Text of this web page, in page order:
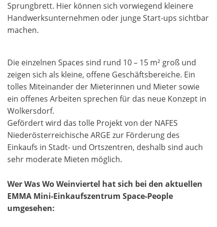
Sprungbrett. Hier können sich vorwiegend kleinere
Handwerksunternehmen oder junge Start-ups sichtbar
machen.
Die einzelnen Spaces sind rund 10 – 15 m² groß und
zeigen sich als kleine, offene Geschäftsbereiche. Ein
tolles Miteinander der Mieterinnen und Mieter sowie
ein offenes Arbeiten sprechen für das neue Konzept in
Wolkersdorf.
Gefördert wird das tolle Projekt von der NAFES
Niederösterreichische ARGE zur Förderung des
Einkaufs in Stadt- und Ortszentren, deshalb sind auch
sehr moderate Mieten möglich.
Wer Was Wo Weinviertel hat sich bei den aktuellen
EMMA Mini-Einkaufszentrum Space-People
umgesehen: